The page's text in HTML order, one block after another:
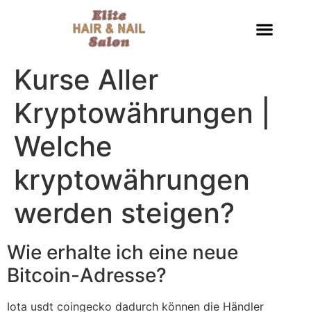
Kurse Aller
Kryptowährungen |
Welche
kryptowährungen
werden steigen?
Wie erhalte ich eine neue
Bitcoin-Adresse?
Iota usdt coingecko dadurch können die Händler